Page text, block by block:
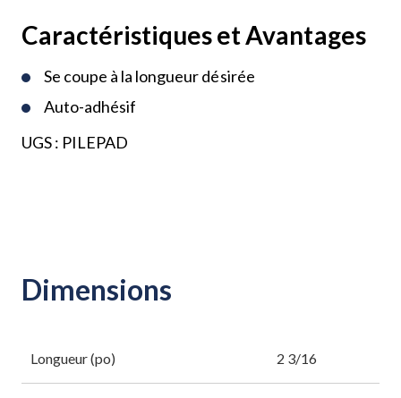
Caractéristiques et Avantages
Se coupe à la longueur désirée
Auto-adhésif
UGS : PILEPAD
Dimensions
Longueur (po) 2 3/16